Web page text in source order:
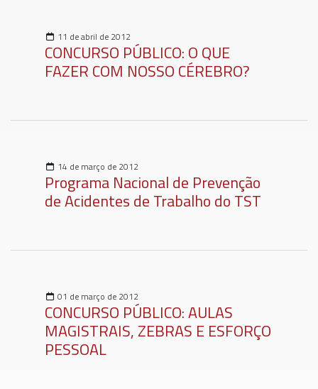
11 de abril de 2012
CONCURSO PÚBLICO: O QUE
FAZER COM NOSSO CÉREBRO?
14 de março de 2012
Programa Nacional de Prevenção
de Acidentes de Trabalho do TST
01 de março de 2012
CONCURSO PÚBLICO: AULAS
MAGISTRAIS, ZEBRAS E ESFORÇO
PESSOAL